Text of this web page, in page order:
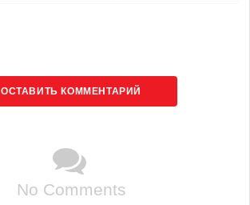
ОСТАВИТЬ КОММЕНТАРИЙ
No Comments